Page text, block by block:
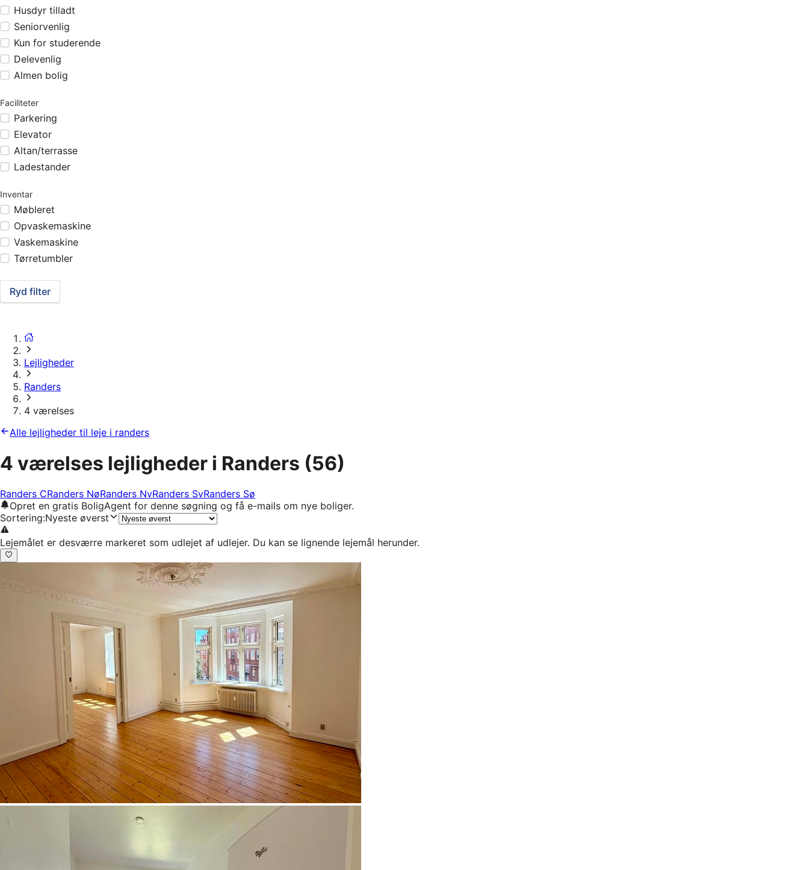
Husdyr tilladt
Seniorvenlig
Kun for studerende
Delevenlig
Almen bolig
Faciliteter
Parkering
Elevator
Altan/terrasse
Ladestander
Inventar
Møbleret
Opvaskemaskine
Vaskemaskine
Tørretumbler
Ryd filter
Lejligheder
Randers
4 værelses
Alle lejligheder til leje i randers
4 værelses lejligheder i Randers (56)
Randers CRanders NøRanders NvRanders SvRanders Sø
Opret en gratis BoligAgent for denne søgning og få e-mails om nye boliger.
Sortering:Nyeste øverst
Lejemålet er desværre markeret som udlejet af udlejer. Du kan se lignende lejemål herunder.